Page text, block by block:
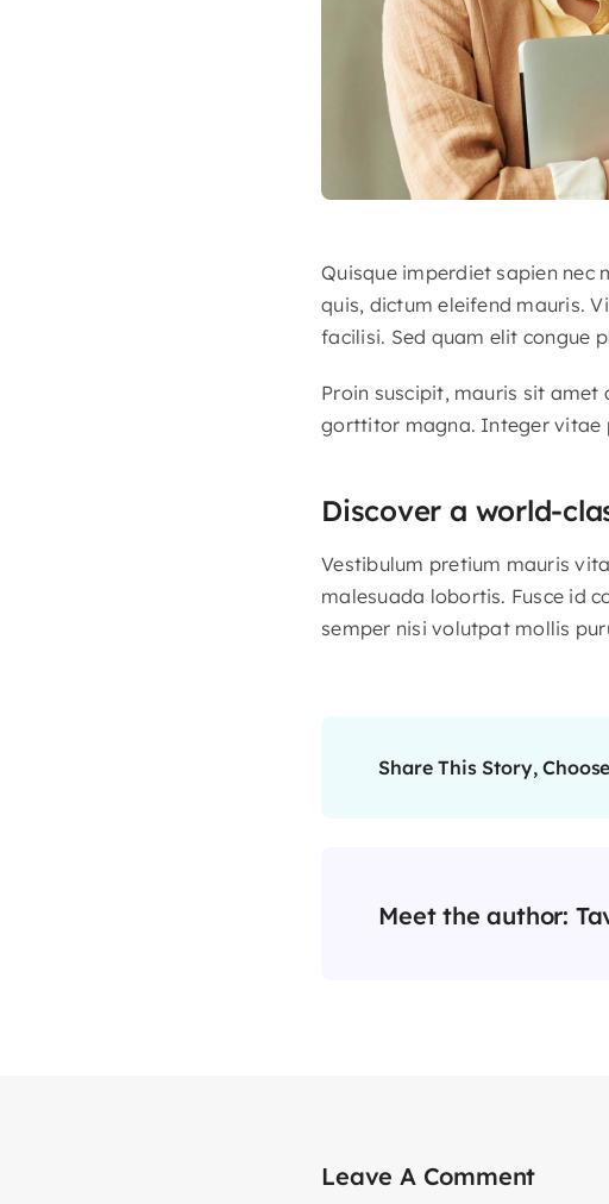
Quisque imperdiet sapien nec
quis, dictum eleifend mauris.
facilisi. Sed quam elit congue
Proin suscipit, mauris sit
gorttitor magna. Integer vitae
Discover a world-
Vestibulum pretium mauris
malesuada lobortis. Fusce id
semper nisi volutpat mollis
Share This Story,
Meet the author:
Leave A Comment